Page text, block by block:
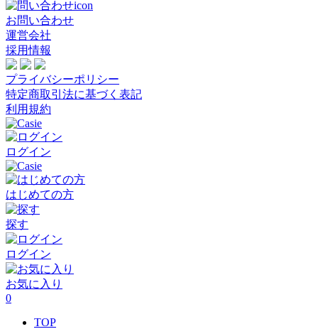
お問い合わせ
運営会社
採用情報
プライバシーポリシー
特定商取引法に基づく表記
利用規約
ログイン
はじめての方
探す
ログイン
お気に入り
0
TOP